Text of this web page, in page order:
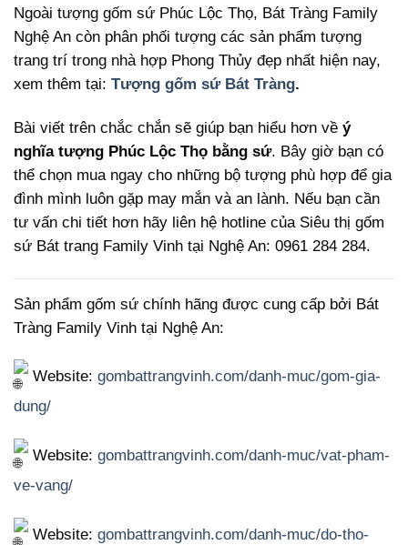
Ngoài tượng gốm sứ Phúc Lộc Thọ, Bát Tràng Family
Nghệ An còn phân phối tượng các sản phẩm tượng
trang trí trong nhà hợp Phong Thủy đẹp nhất hiện nay,
xem thêm tại: Tượng gốm sứ Bát Tràng.
Bài viết trên chắc chắn sẽ giúp bạn hiểu hơn về ý
nghĩa tượng Phúc Lộc Thọ bằng sứ. Bây giờ bạn có
thể chọn mua ngay cho những bộ tượng phù hợp để gia
đình mình luôn gặp may mắn và an lành. Nếu bạn cần
tư vấn chi tiết hơn hãy liên hệ hotline của Siêu thị gốm
sứ Bát trang Family Vinh tại Nghệ An: 0961 284 284.
Sản phẩm gốm sứ chính hãng được cung cấp bởi Bát
Tràng Family Vinh tại Nghệ An:
Website: gombattrangvinh.com/danh-muc/gom-gia-
dung/
Website: gombattrangvinh.com/danh-muc/vat-pham-
ve-vang/
Website: gombattrangvinh.com/danh-muc/do-tho-